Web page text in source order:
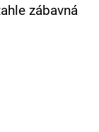
zábavná